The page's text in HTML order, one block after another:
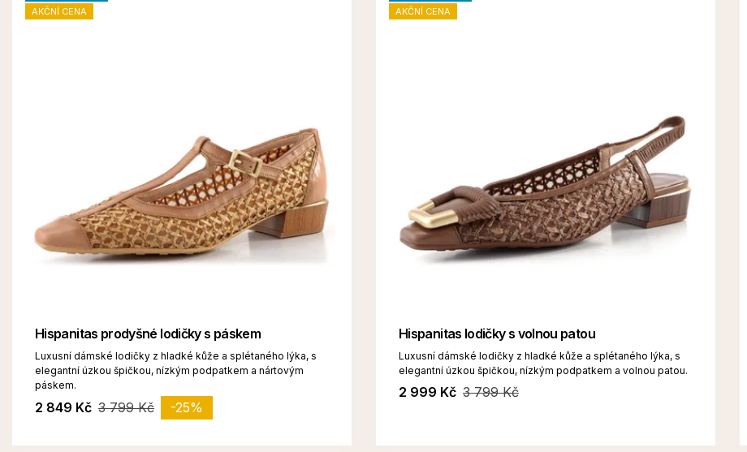
AKČNÍ CENA
Hispanitas prodyšné lodičky s páskem
Luxusní dámské lodičky z hladké kůže a splétaného lýka, s
elegantní úzkou špičkou, nízkým podpatkem a nártovým
páskem.
2 849 Kč 3 799 Kč -25%
AKČNÍ CENA
Hispanitas lodičky s volnou patou
Luxusní dámské lodičky z hladké kůže a splétaného lýka, s
elegantní úzkou špičkou, nízkým podpatkem a volnou patou.
2 999 Kč 3 799 Kč